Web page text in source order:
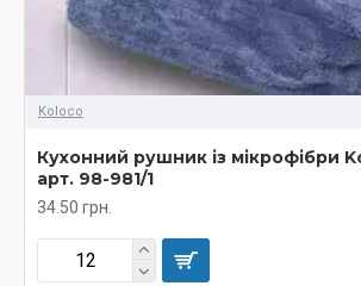
Koloco
Кухонний рушник із мікрофібри
арт. 98-981/1
34.50 грн.